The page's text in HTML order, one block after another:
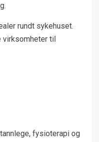
rundt sykehuset.
virksomheter til
fysioterapi og